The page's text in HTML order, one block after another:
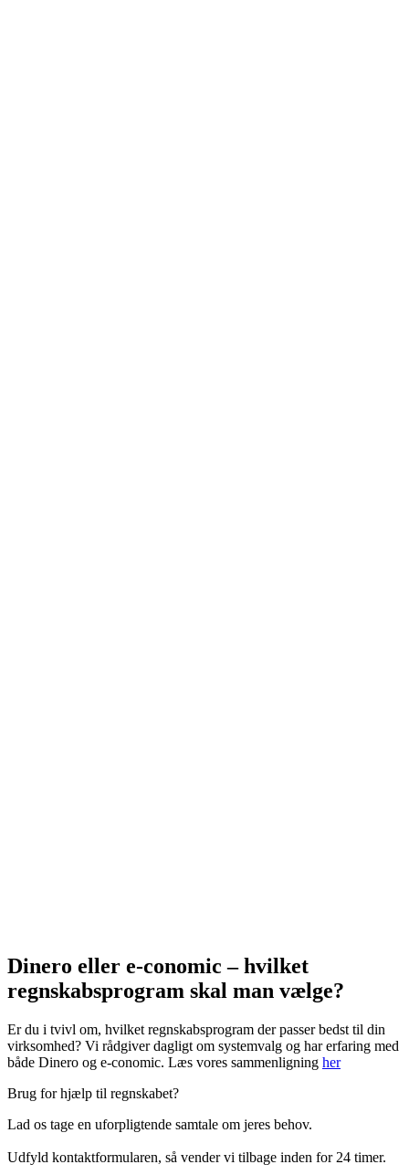
Dinero eller e-conomic – hvilket
regnskabsprogram skal man vælge?
Er du i tvivl om, hvilket regnskabsprogram der passer bedst til din
virksomhed? Vi rådgiver dagligt om systemvalg og har erfaring med
både Dinero og e-conomic. Læs vores sammenligning her
Brug for hjælp til regnskabet?
Lad os tage en uforpligtende samtale om jeres behov.
Udfyld kontaktformularen, så vender vi tilbage inden for 24 timer.